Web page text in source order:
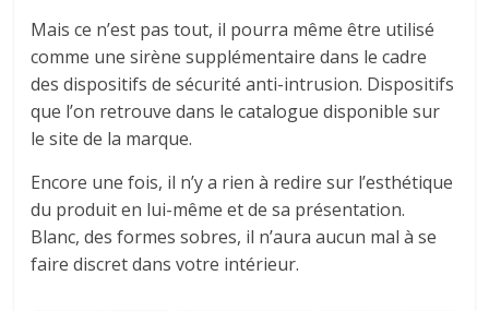
Mais ce n’est pas tout, il pourra même être utilisé
comme une sirène supplémentaire dans le cadre
des dispositifs de sécurité anti-intrusion. Dispositifs
que l’on retrouve dans le catalogue disponible sur
le site de la marque.
Encore une fois, il n’y a rien à redire sur l’esthétique
du produit en lui-même et de sa présentation.
Blanc, des formes sobres, il n’aura aucun mal à se
faire discret dans votre intérieur.